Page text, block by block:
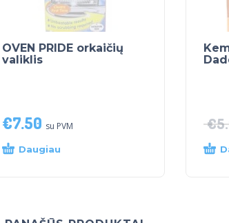
OVEN PRIDE orkaičių
valiklis
€7.50 su PVM
Daugiau
€